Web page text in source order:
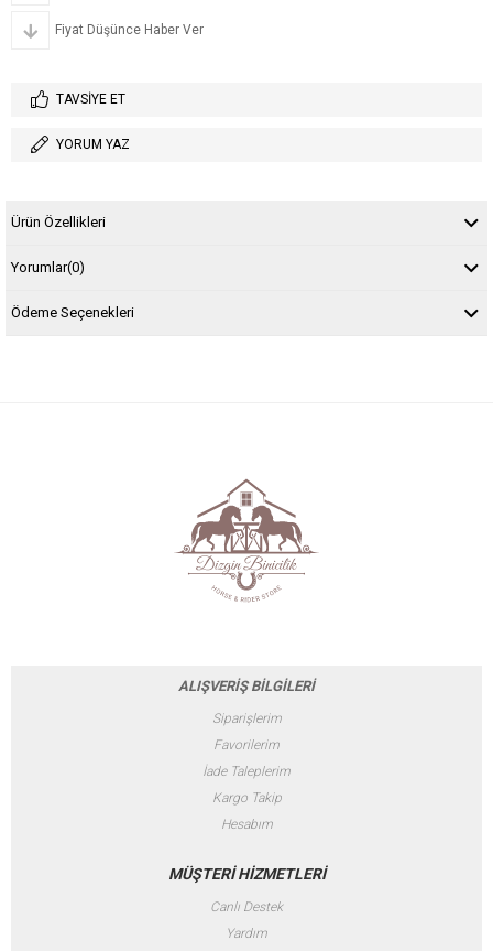
Fiyat Düşünce Haber Ver
TAVSIYE ET
YORUM YAZ
Ürün Özellikleri
Yorumlar(0)
Ödeme Seçenekleri
ALIŞVERİŞ BİLGİLERİ
Siparişlerim
Favorilerim
İade Taleplerim
Kargo Takip
Hesabım
MÜŞTERİ HİZMETLERİ
Canlı Destek
Yardım